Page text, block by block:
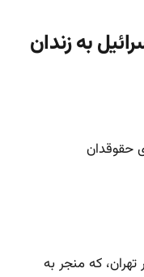
به زندان
حقوقدان
تهران، که منجر به